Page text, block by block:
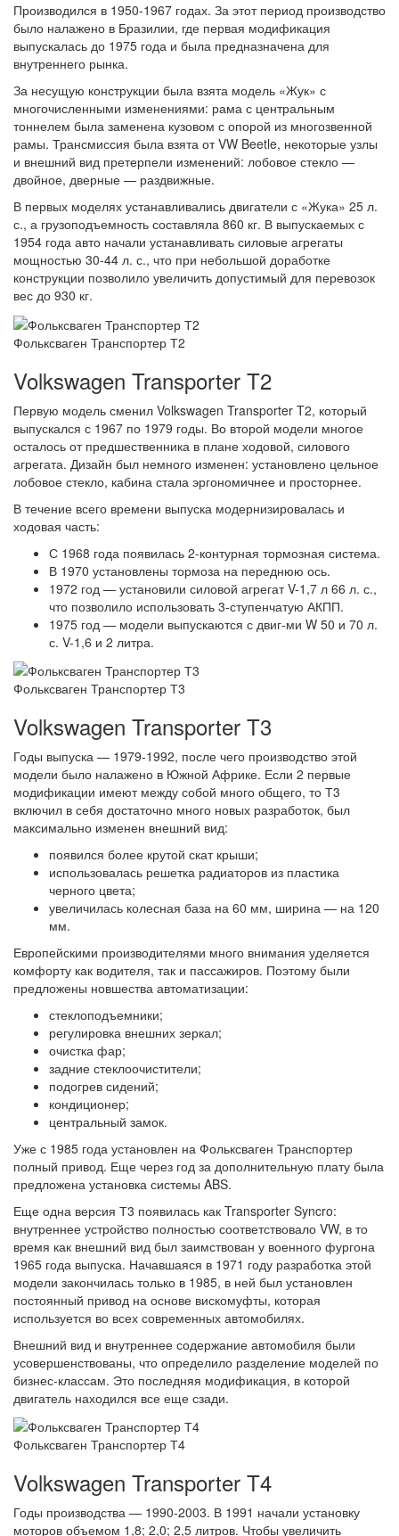
Производился в 1950-1967 годах. За этот период производство
было налажено в Бразилии, где первая модификация
выпускалась до 1975 года и была предназначена для
внутреннего рынка.
За несущую конструкции была взята модель «Жук» с
многочисленными изменениями: рама с центральным
тоннелем была заменена кузовом с опорой из многозвенной
рамы. Трансмиссия была взята от VW Beetle, некоторые узлы
и внешний вид претерпели изменений: лобовое стекло —
двойное, дверные — раздвижные.
В первых моделях устанавливались двигатели с «Жука» 25 л.
с., а грузоподъемность составляла 860 кг. В выпускаемых с
1954 года авто начали устанавливать силовые агрегаты
мощностью 30-44 л. с., что при небольшой доработке
конструкции позволило увеличить допустимый для перевозок
вес до 930 кг.
Фольксваген Транспортер Т2
Volkswagen Transporter T2
Первую модель сменил Volkswagen Transporter T2, который
выпускался с 1967 по 1979 годы. Во второй модели многое
осталось от предшественника в плане ходовой, силового
агрегата. Дизайн был немного изменен: установлено цельное
лобовое стекло, кабина стала эргономичнее и просторнее.
В течение всего времени выпуска модернизировалась и
ходовая часть:
С 1968 года появилась 2-контурная тормозная система.
В 1970 установлены тормоза на переднюю ось.
1972 год — установили силовой агрегат V-1,7 л 66 л. с.,
что позволило использовать 3-ступенчатую АКПП.
1975 год — модели выпускаются с двиг-ми W 50 и 70 л.
с. V-1,6 и 2 литра.
Фольксваген Транспортер Т3
Volkswagen Transporter T3
Годы выпуска — 1979-1992, после чего производство этой
модели было налажено в Южной Африке. Если 2 первые
модификации имеют между собой много общего, то Т3
включил в себя достаточно много новых разработок, был
максимально изменен внешний вид:
появился более крутой скат крыши;
использовалась решетка радиаторов из пластика
черного цвета;
увеличилась колесная база на 60 мм, ширина — на 120
мм.
Европейскими производителями много внимания уделяется
комфорту как водителя, так и пассажиров. Поэтому были
предложены новшества автоматизации:
стеклоподъемники;
регулировка внешних зеркал;
очистка фар;
задние стеклоочистители;
подогрев сидений;
кондиционер;
центральный замок.
Уже с 1985 года установлен на Фольксваген Транспортер
полный привод. Еще через год за дополнительную плату была
предложена установка системы ABS.
Еще одна версия Т3 появилась как Transporter Syncro:
внутреннее устройство полностью соответствовало VW, в то
время как внешний вид был заимствован у военного фургона
1965 года выпуска. Начавшаяся в 1971 году разработка этой
модели закончилась только в 1985, в ней был установлен
постоянный привод на основе вискомуфты, которая
используется во всех современных автомобилях.
Внешний вид и внутреннее содержание автомобиля были
усовершенствованы, что определило разделение моделей по
бизнес-классам. Это последняя модификация, в которой
двигатель находился все еще сзади.
Фольксваген Транспортер Т4
Volkswagen Transporter T4
Годы производства — 1990-2003. В 1991 начали установку
моторов объемом 1,8; 2,0; 2,5 литров. Чтобы увеличить